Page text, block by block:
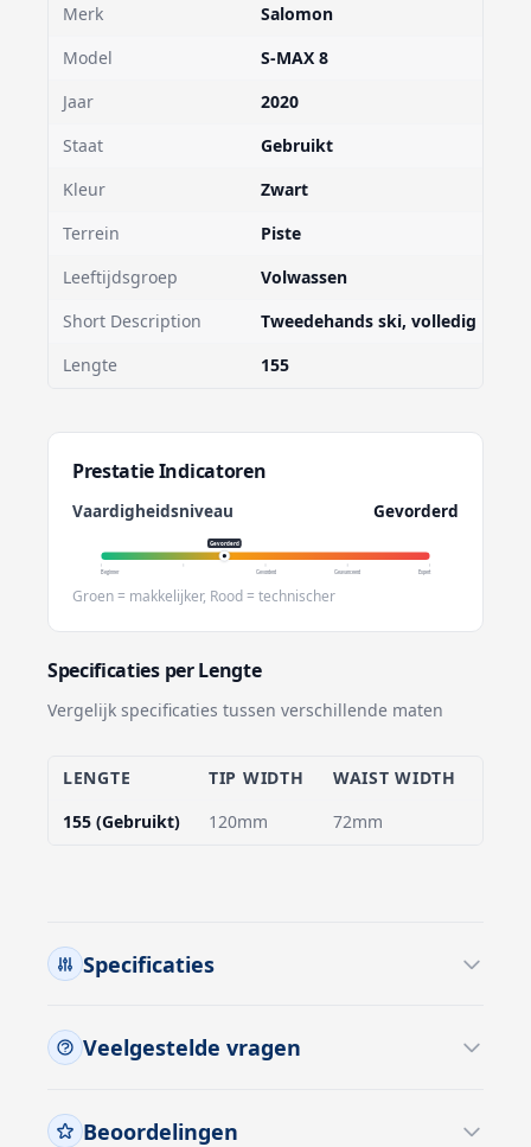
Merk
Salomon
Model
S-MAX 8
Jaar
2020
Staat
Gebruikt
Kleur
Zwart
Terrein
Piste
Leeftijdsgroep
Volwassen
Short Description
Tweedehands ski, volledig
Lengte
155
Prestatie Indicatoren
Vaardigheidsniveau Gevorderd
Beginner Gevorderd Geavanceerd Expert
Gevorderd
Groen = makkelijker, Rood = technischer
Specificaties per Lengte
Vergelijk specificaties tussen verschillende maten
LENGTE TIP WIDTH WAIST WIDTH
155 (Gebruikt)
120mm 72mm
Specificaties
Veelgestelde vragen
Beoordelingen